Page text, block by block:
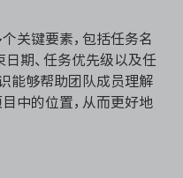
关键要素，包括任务名
日期、任务优先级以及任
能够帮助团队成员理解
中的位置，从而更好地